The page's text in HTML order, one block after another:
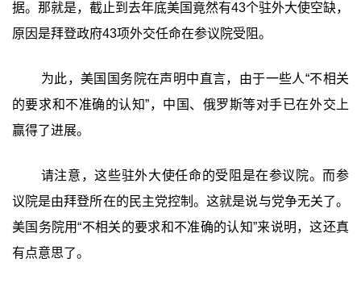
据。那就是，截止到去年底美国竟然有43个驻外大使空缺，
原因是拜登政府43项外交任命在参议院受阻。
为此，美国国务院在声明中直言，由于一些人“不相关
的要求和不准确的认知”，中国、俄罗斯等对手已在外交上
赢得了进展。
请注意，这些驻外大使任命的受阻是在参议院。而参
议院是由拜登所在的民主党控制。这就是说与党争无关了。
美国务院用“不相关的要求和不准确的认知”来说明，这还真
有点意思了。